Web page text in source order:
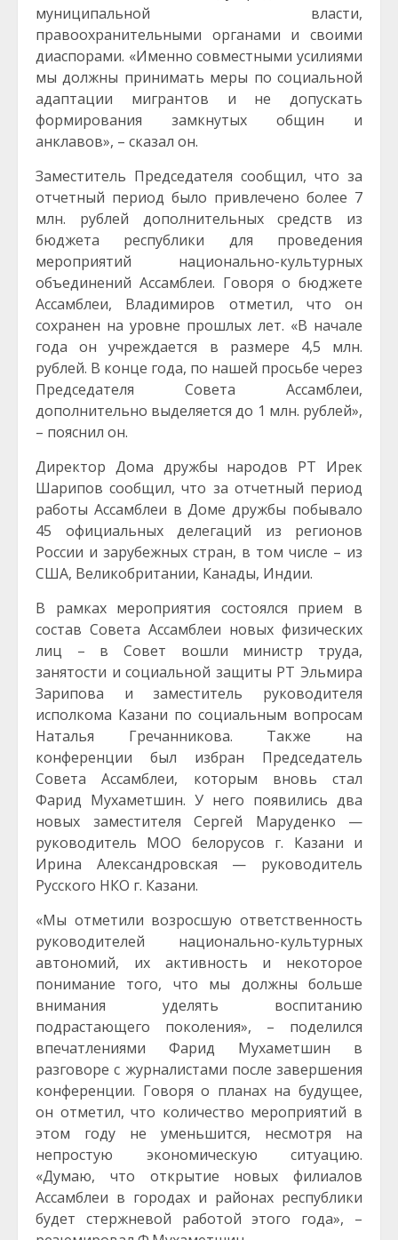
муниципальной власти,
правоохранительными органами и своими
диаспорами. «Именно совместными усилиями
мы должны принимать меры по социальной
адаптации мигрантов и не допускать
формирования замкнутых общин и
анклавов», – сказал он.
Заместитель Председателя сообщил, что за
отчетный период было привлечено более 7
млн. рублей дополнительных средств из
бюджета республики для проведения
мероприятий национально-культурных
объединений Ассамблеи. Говоря о бюджете
Ассамблеи, Владимиров отметил, что он
сохранен на уровне прошлых лет. «В начале
года он учреждается в размере 4,5 млн.
рублей. В конце года, по нашей просьбе через
Председателя Совета Ассамблеи,
дополнительно выделяется до 1 млн. рублей»,
– пояснил он.
Директор Дома дружбы народов РТ Ирек
Шарипов сообщил, что за отчетный период
работы Ассамблеи в Доме дружбы побывало
45 официальных делегаций из регионов
России и зарубежных стран, в том числе – из
США, Великобритании, Канады, Индии.
В рамках мероприятия состоялся прием в
состав Совета Ассамблеи новых физических
лиц – в Совет вошли министр труда,
занятости и социальной защиты РТ Эльмира
Зарипова и заместитель руководителя
исполкома Казани по социальным вопросам
Наталья Гречанникова. Также на
конференции был избран Председатель
Совета Ассамблеи, которым вновь стал
Фарид Мухаметшин. У него появились два
новых заместителя Сергей Маруденко —
руководитель МОО белорусов г. Казани и
Ирина Александровская — руководитель
Русского НКО г. Казани.
«Мы отметили возросшую ответственность
руководителей национально-культурных
автономий, их активность и некоторое
понимание того, что мы должны больше
внимания уделять воспитанию
подрастающего поколения», – поделился
впечатлениями Фарид Мухаметшин в
разговоре с журналистами после завершения
конференции. Говоря о планах на будущее,
он отметил, что количество мероприятий в
этом году не уменьшится, несмотря на
непростую экономическую ситуацию.
«Думаю, что открытие новых филиалов
Ассамблеи в городах и районах республики
будет стержневой работой этого года», –